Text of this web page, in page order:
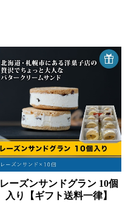
レーズンサンドグラン 10個
入り【ギフト送料一律】